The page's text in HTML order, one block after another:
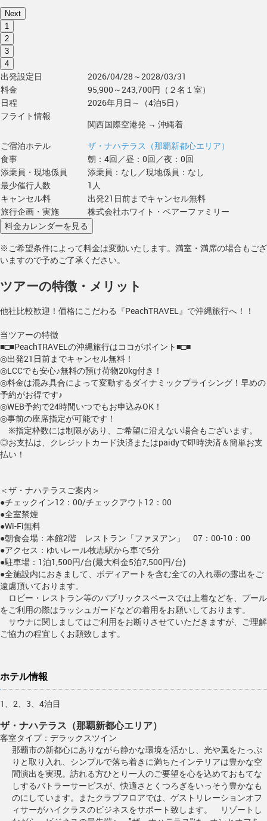
Next
1
2
3
4
出発設定日
2026/04/28～2028/03/31
料金
95,900～243,700円（２名１室）
日程
2026年月日～（4泊5日）
フライト情報
関西国際空港発 → 沖縄着
ご宿泊ホテル
ザ・ナハテラス（那覇新都心エリア）
食事
朝：4回／昼：0回／夜：0回
添乗員・現地係員
添乗員：なし／現地係員：なし
最少催行人数
1人
キャンセル料
出発21日前までキャンセル無料
旅行企画・実施
株式会社ホワイト・ベアーファミリー
※ご希望条件によって料金は変動いたします。満室・満席の場合もござ
いますので予めご了承ください。
ツアーの特徴・メリット
他社比較歓迎！価格にこだわる『PeachTRAVEL』で沖縄旅行へ！！
当ツアーの特徴
■□■PeachTRAVELの沖縄旅行はココがポイント■□■
◎出発21日前までキャンセル無料！
◎LCCでも安心♪無料の預け荷物20kg付き！
◎料金は混み具合によって変動するダイナミックプライシング！早めの
予約がお得です♪
◎WEB予約で24時間いつでもお申込みOK！
◎事前の座席指定が可能です！
※指定枠数には制限があり、ご希望に沿えない場合もございます。
◎お支払は、クレジットカード決済またはpaidyで即時決済＆簡単お支
払い！
＜ザ・ナハテラスご案内＞
●チェックイン12：00/チェックアウト12：00
●全室禁煙
●Wi-Fi無料
●朝食会場：本館2階 レストラン「ファヌアン」 07：00-10：00
●アクセス：ゆいレール牧志駅から車で5分
●駐車場：1泊1,500円/台(最大料金5泊7,500円/台)
●全施設内におきまして、ボディアートを含む全ての入れ墨の露出をご
遠慮頂いております。
ロビー・レストラン等のパブリックスペースでは上着などを、プール
をご利用の際はラッシュガードなどの着用をお願いしております。
サウナに関しましてはご利用をお断りさせていただきますが、ご理解
ご協力の程宜しくお願致します。
ホテル情報
1、2、3、4泊目
ザ・ナハテラス（那覇新都心エリア）
客室タイプ：デラックスツイン
那覇市の新都心にありながら静かな環境を活かし、光や風をたっぷ
りと取り入れ、シンプルで落ち着きに満ちたインテリアは豊かな空
間演出を実現。訪れる方ひとり一人のご要望を心を込めておもてな
しするバトラーサービスが、快適さとくつろぎをいっそう豊かなも
のにしています。またクラブフロアでは、ゲストリレーションオフ
ィサーがハイクラスのビジネスをサポート致します。 リゾートし